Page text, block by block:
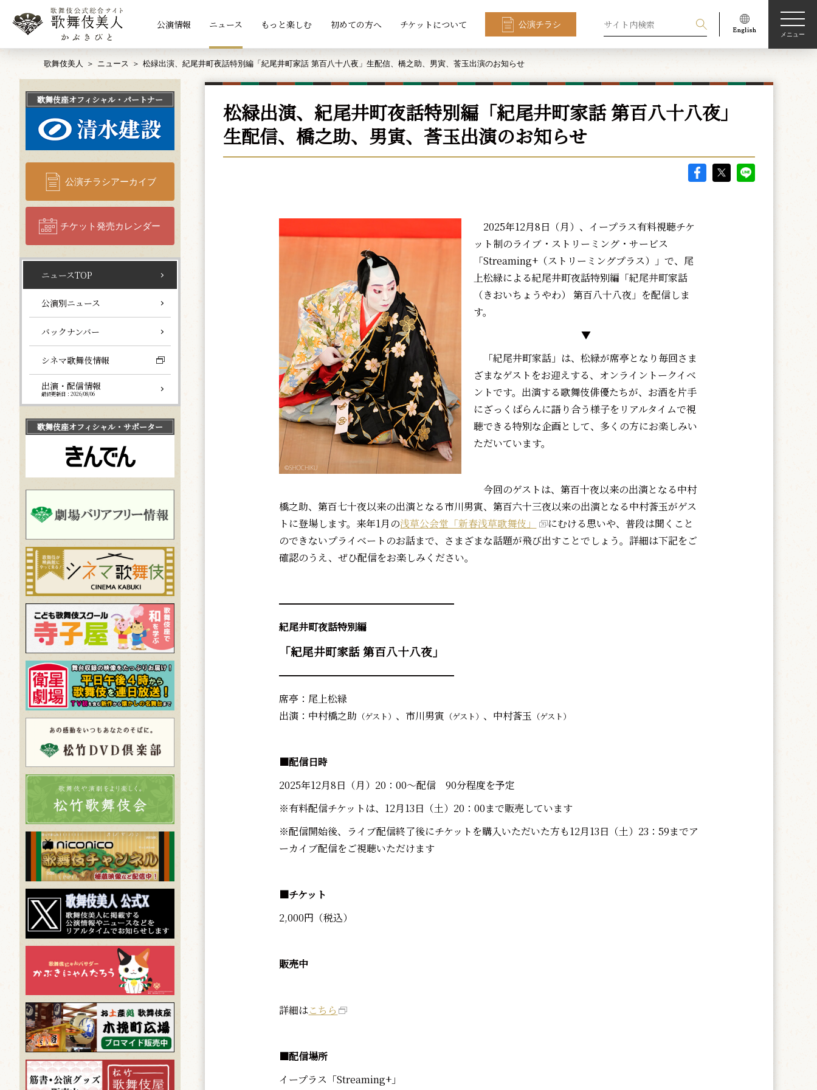
公演情報 ニュース もっと楽しむ 初めての方へ チケットについて 公演チラシ
メニュー
歌舞伎美人 ニュース 松緑出演、紀尾井町夜話特別編「紀尾井町家話 第百八十八夜」生配信、橋之助、男寅、莟玉出演のお知らせ
松緑出演、紀尾井町夜話特別編「紀尾井町家話 第百八十八夜」
生配信、橋之助、男寅、莟玉出演のお知らせ
2025年12月8日（月）、イープラス有料視聴チケ
ット制のライブ・ストリーミング・サービス
「Streaming+（ストリーミングプラス）」で、尾
上松緑による紀尾井町夜話特別編「紀尾井町家話
（きおいちょうやわ） 第百八十八夜」を配信しま
す。
▼
「紀尾井町家話」は、松緑が席亭となり毎回さま
ざまなゲストをお迎えする、オンライントークイベ
ントです。出演する歌舞伎俳優たちが、お酒を片手
にざっくばらんに語り合う様子をリアルタイムで視
聴できる特別な企画として、多くの方にお楽しみい
ただいています。
今回のゲストは、第百十夜以来の出演となる中村
橋之助、第百七十夜以来の出演となる市川男寅、第百六十三夜以来の出演となる中村莟玉がゲス
トに登場します。来年1月の浅草公会堂「新春浅草歌舞伎」
にむける思いや、普段は聞くこと
のできないプライベートのお話まで、さまざまな話題が飛び出すことでしょう。詳細は下記をご
確認のうえ、ぜひ配信をお楽しみください。
━━━━━━━━━━━━━━━━━━
紀尾井町夜話特別編
「紀尾井町家話 第百八十八夜」
━━━━━━━━━━━━━━━━━━
席亭：尾上松緑
出演：中村橋之助 （ゲスト）、市川男寅 （ゲスト）、中村莟玉 （ゲスト）
■配信日時
2025年12月8日（月）20：00～配信 90分程度を予定
※有料配信チケットは、12月13日（土）20：00まで販売しています
※配信開始後、ライブ配信終了後にチケットを購入いただいた方も12月13日（土）23：59までア
ーカイブ配信をご視聴いただけます
■チケット
2,000円（税込）
販売中
詳細はこちら
■配信場所
イープラス「Streaming+」
歌舞伎座オフィシャル・パートナー
公演チラシアーカイブ
チケット発売カレンダー
ニュースTOP
公演別ニュース
バックナンバー
シネマ歌舞伎情報
出演・配信情報
最終更新日：2026/08/06
歌舞伎座オフィシャル・サポーター